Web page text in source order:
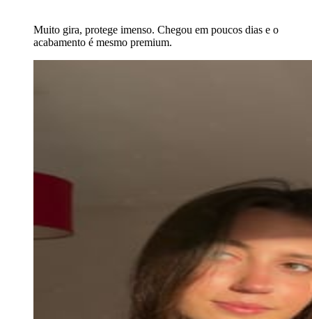
Muito gira, protege imenso. Chegou em poucos dias e o
acabamento é mesmo premium.